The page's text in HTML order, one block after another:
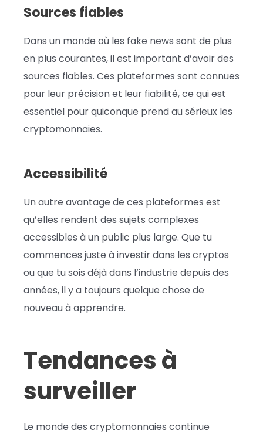
Sources fiables
Dans un monde où les fake news sont de plus
en plus courantes, il est important d’avoir des
sources fiables. Ces plateformes sont connues
pour leur précision et leur fiabilité, ce qui est
essentiel pour quiconque prend au sérieux les
cryptomonnaies.
Accessibilité
Un autre avantage de ces plateformes est
qu’elles rendent des sujets complexes
accessibles à un public plus large. Que tu
commences juste à investir dans les cryptos
ou que tu sois déjà dans l’industrie depuis des
années, il y a toujours quelque chose de
nouveau à apprendre.
Tendances à
surveiller
Le monde des cryptomonnaies continue